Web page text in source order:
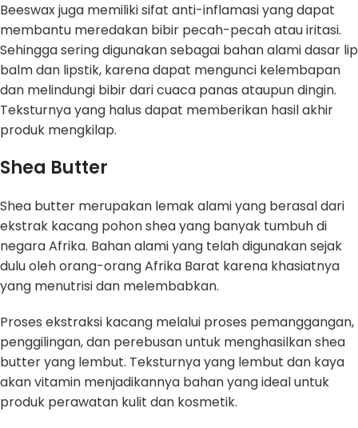
Beeswax juga memiliki sifat anti-inflamasi yang dapat
membantu meredakan bibir pecah-pecah atau iritasi.
Sehingga sering digunakan sebagai bahan alami dasar lip
balm dan lipstik, karena dapat mengunci kelembapan
dan melindungi bibir dari cuaca panas ataupun dingin.
Teksturnya yang halus dapat memberikan hasil akhir
produk mengkilap.
Shea Butter
Shea butter merupakan lemak alami yang berasal dari
ekstrak kacang pohon shea yang banyak tumbuh di
negara Afrika. Bahan alami yang telah digunakan sejak
dulu oleh orang-orang Afrika Barat karena khasiatnya
yang menutrisi dan melembabkan.
Proses ekstraksi kacang melalui proses pemanggangan,
penggilingan, dan perebusan untuk menghasilkan shea
butter yang lembut. Teksturnya yang lembut dan kaya
akan vitamin menjadikannya bahan yang ideal untuk
produk perawatan kulit dan kosmetik.